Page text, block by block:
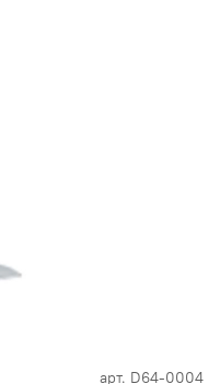
арт. D64-0004